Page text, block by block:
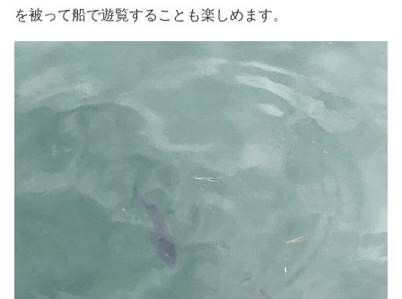
を被って船で遊覧することも楽しめます。